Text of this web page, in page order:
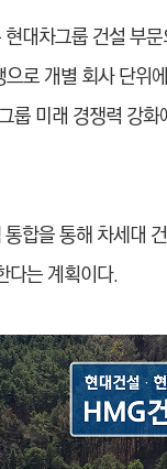
대차그룹 건설 부
로 개별 회사 단위
룹 미래 경쟁력 강
합을 통해 차세대
다는 계획이다.